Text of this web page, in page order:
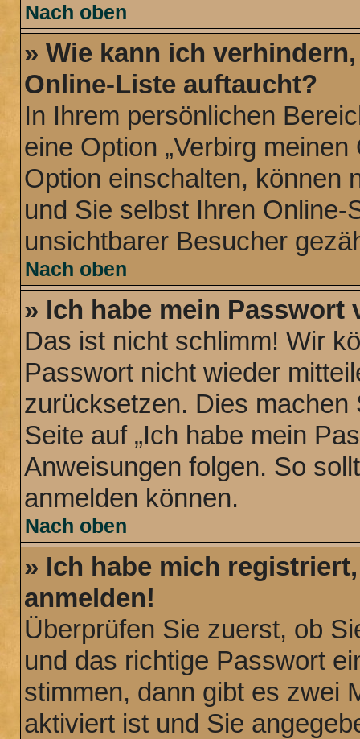
Nach oben
» Wie kann ich
Online-Liste auftaucht?
In Ihrem persönlichen
eine Option „Verbirg
Option einschalten, können
und Sie selbst Ihren
unsichtbarer Besucher
Nach oben
» Ich habe mein Passwort
Das ist nicht schlimm! Wir
Passwort nicht wieder
zurücksetzen. Dies machen
Seite auf „Ich habe mein
Anweisungen folgen. So
anmelden können.
Nach oben
» Ich habe mich
anmelden!
Überprüfen Sie zuerst, ob
und das richtige Passwort
stimmen, dann gibt es zwei
aktiviert ist und Sie